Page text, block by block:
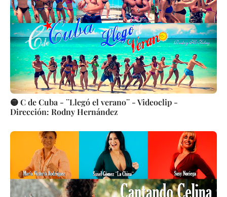
🟡 C de Cuba - ¨Llegó el verano¨ - Videoclip -
Dirección: Rodny Hernández